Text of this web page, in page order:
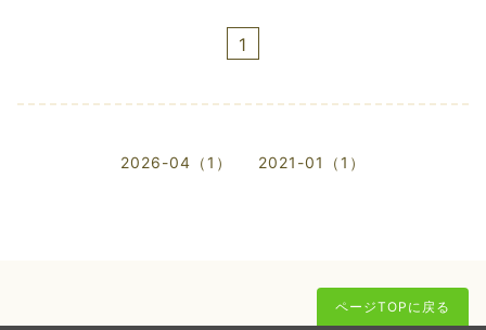
1
2026-04（1） 2021-01（1）
ページTOPに戻る